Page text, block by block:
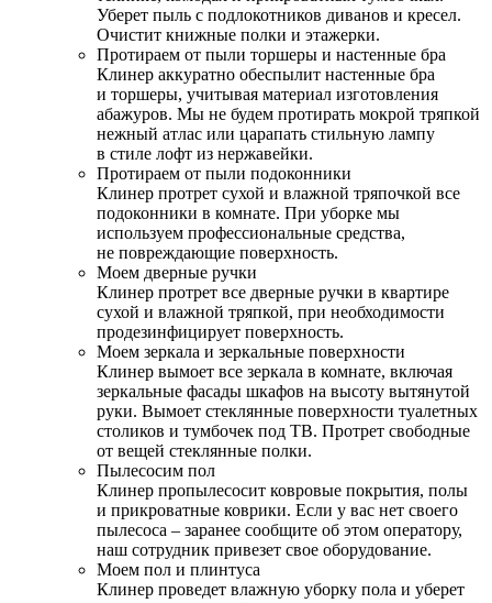
Уберет пыль с подлокотников диванов и кресел.
Очистит книжные полки и этажерки.
Протираем от пыли торшеры и настенные бра
Клинер аккуратно обеспылит настенные бра
и торшеры, учитывая материал изготовления
абажуров. Мы не будем протирать мокрой тряпкой
нежный атлас или царапать стильную лампу
в стиле лофт из нержавейки.
Протираем от пыли подоконники
Клинер протрет сухой и влажной тряпочкой все
подоконники в комнате. При уборке мы
используем профессиональные средства,
не повреждающие поверхность.
Моем дверные ручки
Клинер протрет все дверные ручки в квартире
сухой и влажной тряпкой, при необходимости
продезинфицирует поверхность.
Моем зеркала и зеркальные поверхности
Клинер вымоет все зеркала в комнате, включая
зеркальные фасады шкафов на высоту вытянутой
руки. Вымоет стеклянные поверхности туалетных
столиков и тумбочек под ТВ. Протрет свободные
от вещей стеклянные полки.
Пылесосим пол
Клинер пропылесосит ковровые покрытия, полы
и прикроватные коврики. Если у вас нет своего
пылесоса – заранее сообщите об этом оператору,
наш сотрудник привезет свое оборудование.
Моем пол и плинтуса
Клинер проведет влажную уборку пола и уберет